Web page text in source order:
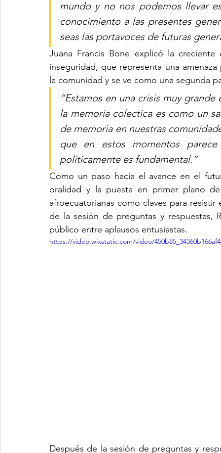
mundo y no nos podemos llevar
conocimiento a las presentes
seas las portavoces de futuras
Juana Francis Bone explicó la
inseguridad, que representa una
la comunidad y se ve como una segunda
“Estamos en una crisis muy
la memoria colectica es como un
de memoria en nuestras
que en estos momentos
políticamente es fundamental.”
Como un paso hacia el avance en el
oralidad y la puesta en primer plano
afroecuatorianas como claves para
de la sesión de preguntas y respuestas,
público entre aplausos entusiastas.
https://video.wixstatic.com/video/
Después de la sesión de preguntas y